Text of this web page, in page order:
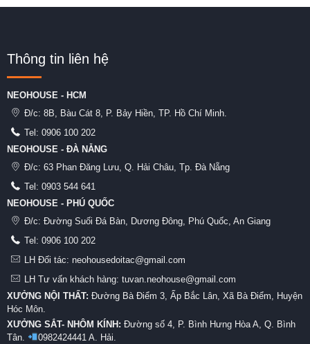
Thông tin liên hệ
NEOHOUSE - HCM
Đ/c: 8B, Bàu Cát 8, P. Bảy Hiền, TP. Hồ Chí Minh.
Tel: 0906 100 202
NEOHOUSE - ĐÀ NẴNG
Đ/c: 63 Phan Đăng Lưu, Q. Hải Châu, Tp. Đà Nẵng
Tel: 0903 544 641
NEOHOUSE - PHÚ QUỐC
Đ/c: Đường Suối Đá Bàn, Dương Đông, Phú Quốc, An Giang
Tel: 0906 100 202
LH Đối tác: neohousedoitac@gmail.com
LH Tư vấn khách hàng: tuvan.neohouse@gmail.com
XƯỞNG NỘI THẤT: Đường Bà Điểm 3, Ấp Bắc Lân, Xã Bà Điểm, Huyện
Hóc Môn.
XƯỞNG SẮT- NHÔM KÍNH: Đường số 4, P. Bình Hưng Hòa A, Q. Bình
Tân.
0982424441 A. Hải.